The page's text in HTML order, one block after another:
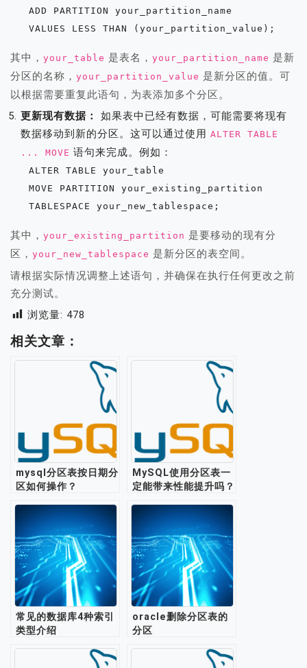
   VALUES LESS THAN (your_partition_value);
其中， your_table 是表名， your_partition_name 是新
分区的名称， your_partition_value 是新分区的值。可
以根据需要重复此语句，为表添加多个分区。
更新现有数据：
如果表中已经有数据，可能需要将现有
数据移动到新的分区。这可以通过使用 ALTER TABLE
... MOVE 语句来完成。例如：
   TABLESPACE your_new_tablespace;
其中， your_existing_partition 是要移动的现有分
区， your_new_tablespace 是新分区的表空间。
请根据实际情况调整上述语句，并确保在执行任何更改之前
充分测试。
浏览量: 478
相关文章：
mysql分区表按日期分
区如何操作？
MySQL使用分区表一
定能带来性能提升吗？
常见的数据库4种索引
类型介绍
oracle删除分区表的
分区